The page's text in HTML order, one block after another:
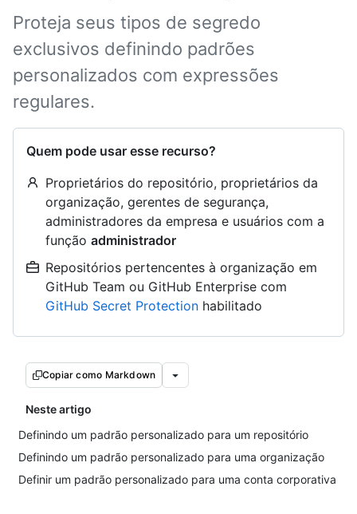
Proteja seus tipos de segredo
exclusivos definindo padrões
personalizados com expressões
regulares.
Quem pode usar esse recurso?
Proprietários do repositório, proprietários da
organização, gerentes de segurança,
administradores da empresa e usuários com a
função administrador
Repositórios pertencentes à organização em
GitHub Team ou GitHub Enterprise com
GitHub Secret Protection habilitado
Copiar como Markdown
Neste artigo
Definindo um padrão personalizado para um repositório
Definindo um padrão personalizado para uma organização
Definir um padrão personalizado para uma conta corporativa